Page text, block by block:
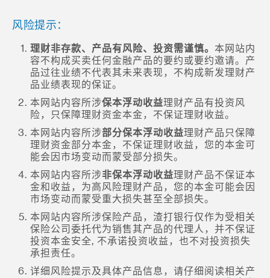
风险提示：
理财非存款、产品有风险、投资需谨慎。 本网站内
容不构成买卖任何金融产品的要约或要约邀请。产
品过往业绩不代表其未来表现，不构成新发理财产
品业绩表现的保证。
本网站内容所涉保本浮动收益理财产品有投资风
险，只保障理财资金本金，不保证理财收益。
本网站内容所涉部分保本浮动收益理财产品只保障
理财资金部分本金，不保证理财收益，您的本金可
能会因市场变动而蒙受部分损失。
本网站内容所涉非保本浮动收益理财产品不保证本
金和收益，为高风险理财产品，您的本金可能会因
市场变动而蒙受重大损失甚至全部损失。
本网站内容所涉保险产品，渣打银行仅作为受相关
保险公司委托代为销售其产品的代理人，并不保证
投资本金安全, 不承诺投资收益，也不对投资损失
承担责任。
详细风险提示及具体产品信息，请仔细阅读相关产